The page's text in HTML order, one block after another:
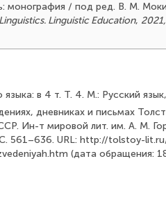
монография / под ред. В. М.
Linguistic Education,
в 4 т. Т. 4. М.: Русский
дневниках и письмах
Ин-т мировой лит. им. А. М.
561–636. URL: http://tolstoy-
(дата обращения: